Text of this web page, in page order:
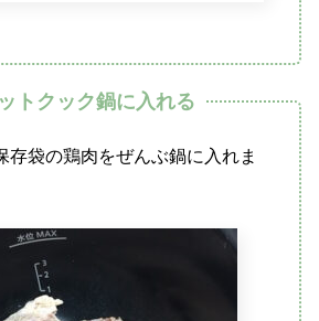
トクック鍋に入れる
存袋の鶏肉をぜんぶ鍋に入れま